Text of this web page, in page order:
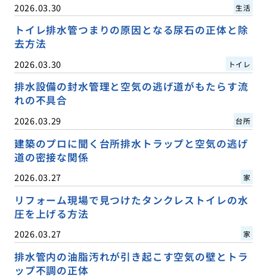
2026.03.30 生活
トイレ排水管つまりの原因となる尿石の正体と除
去方法
2026.03.30 トイレ
排水設備の封水管理と空気の逃げ道がもたらす流
れの不具合
2026.03.29 台所
建築のプロに聞く台所排水トラップと空気の逃げ
道の密接な関係
2026.03.27 家
リフォーム現場で見つけたタンクレストイレの水
圧を上げる方法
2026.03.27 家
排水管内の油脂汚れが引き起こす空気の壁とトラ
ップ不調の正体